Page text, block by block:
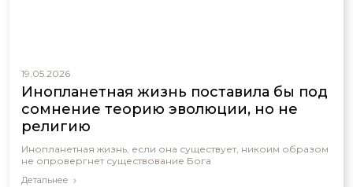
19.05.2026
Инопланетная жизнь поставила бы под
сомнение теорию эволюции, но не
религию
Инопланетная жизнь, если она существует, никоим образом
не опровергнет существование Бога
Детальнее